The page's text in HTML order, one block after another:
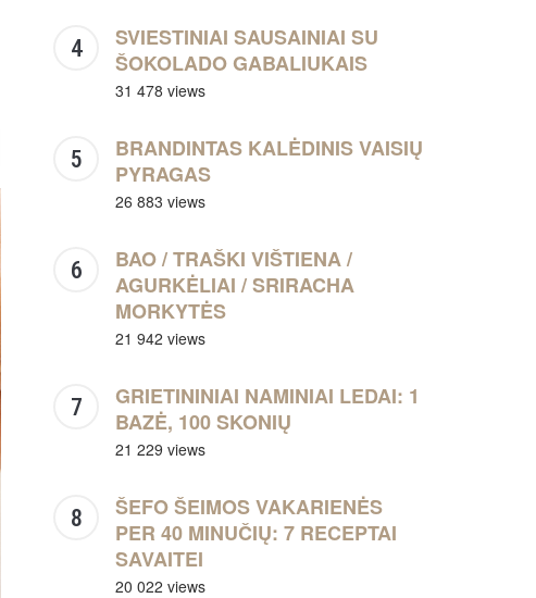
SVIESTINIAI SAUSAINIAI SU
ŠOKOLADO GABALIUKAIS
31 478 views
BRANDINTAS KALĖDINIS VAISIŲ
PYRAGAS
26 883 views
BAO / TRAŠKI VIŠTIENA /
AGURKĖLIAI / SRIRACHA
MORKYTĖS
21 942 views
GRIETININIAI NAMINIAI LEDAI: 1
BAZĖ, 100 SKONIŲ
21 229 views
ŠEFO ŠEIMOS VAKARIENĖS
PER 40 MINUČIŲ: 7 RECEPTAI
SAVAITEI
20 022 views